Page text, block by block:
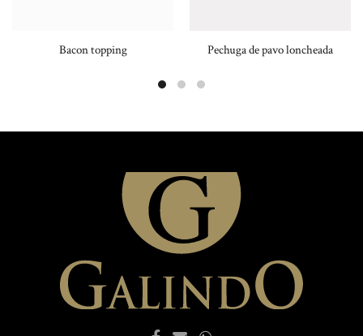
Bacon topping Pechuga de pavo loncheada